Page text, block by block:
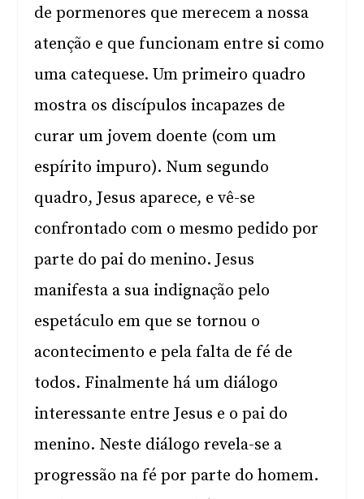
de pormenores que merecem a nossa
atenção e que funcionam entre si como
uma catequese. Um primeiro quadro
mostra os discípulos incapazes de
curar um jovem doente (com um
espírito impuro). Num segundo
quadro, Jesus aparece, e vê-se
confrontado com o mesmo pedido por
parte do pai do menino. Jesus
manifesta a sua indignação pelo
espetáculo em que se tornou o
acontecimento e pela falta de fé de
todos. Finalmente há um diálogo
interessante entre Jesus e o pai do
menino. Neste diálogo revela-se a
progressão na fé por parte do homem.